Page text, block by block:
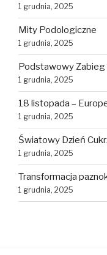
1 grudnia, 2025
Mity Podologiczne
1 grudnia, 2025
Podstawowy
1 grudnia, 2025
18 listopada –
1 grudnia, 2025
Światowy Dzień
1 grudnia, 2025
Transformacja
1 grudnia, 2025